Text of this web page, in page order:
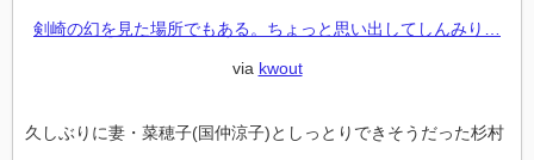
剣崎の幻を見た場所でもある。ちょっと思い出してしんみり…
via kwout
久しぶりに妻・菜穂子(国仲涼子)としっとりできそうだった杉村